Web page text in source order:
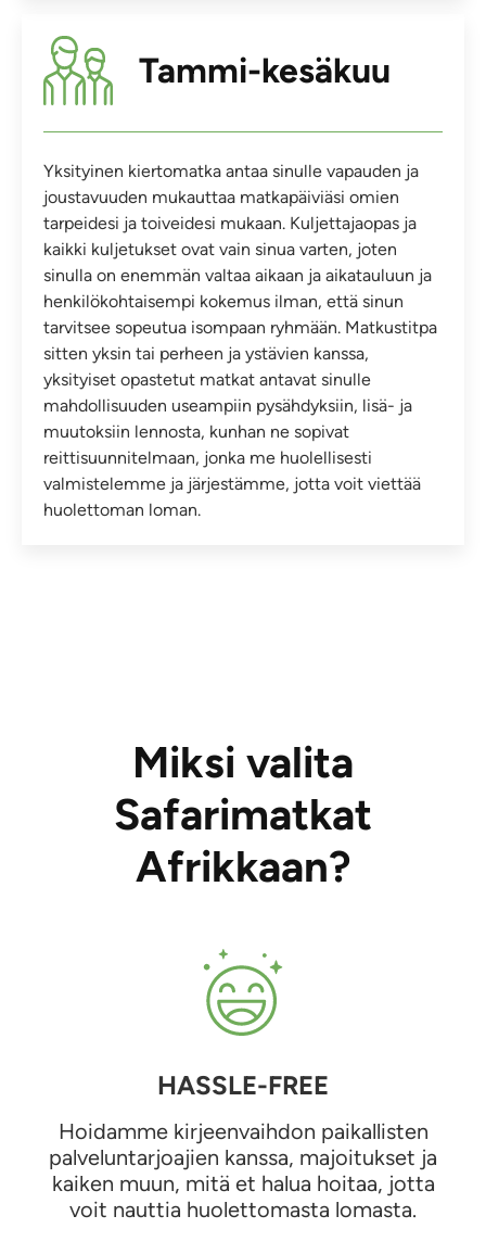
Tammi-kesäkuu
Yksityinen kiertomatka antaa sinulle vapauden ja
joustavuuden mukauttaa matkapäiviäsi omien
tarpeidesi ja toiveidesi mukaan. Kuljettajaopas ja
kaikki kuljetukset ovat vain sinua varten, joten
sinulla on enemmän valtaa aikaan ja aikatauluun ja
henkilökohtaisempi kokemus ilman, että sinun
tarvitsee sopeutua isompaan ryhmään. Matkustitpa
sitten yksin tai perheen ja ystävien kanssa,
yksityiset opastetut matkat antavat sinulle
mahdollisuuden useampiin pysähdyksiin, lisä- ja
muutoksiin lennosta, kunhan ne sopivat
reittisuunnitelmaan, jonka me huolellisesti
valmistelemme ja järjestämme, jotta voit viettää
huolettoman loman.
Miksi valita
Safarimatkat
Afrikkaan?
HASSLE-FREE
Hoidamme kirjeenvaihdon paikallisten
palveluntarjoajien kanssa, majoitukset ja
kaiken muun, mitä et halua hoitaa, jotta
voit nauttia huolettomasta lomasta.